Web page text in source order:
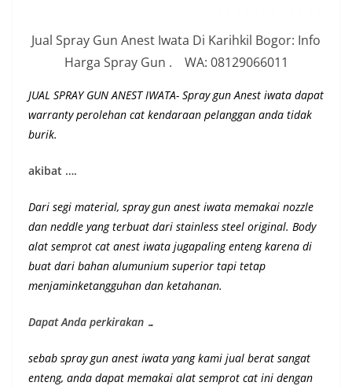
Jual Spray Gun Anest Iwata Di Karihkil Bogor: Info
Harga Spray Gun . WA: 08129066011
JUAL SPRAY GUN ANEST IWATA- Spray gun Anest iwata dapat
warranty perolehan cat kendaraan pelanggan anda tidak
burik.
akibat ….
Dari segi material, spray gun anest iwata memakai nozzle
dan neddle yang terbuat dari stainless steel original. Body
alat semprot cat anest iwata jugapaling enteng karena di
buat dari bahan alumunium superior tapi tetap
menjaminketangguhan dan ketahanan.
Dapat Anda perkirakan …
sebab spray gun anest iwata yang kami jual berat sangat
enteng, anda dapat memakai alat semprot cat ini dengan